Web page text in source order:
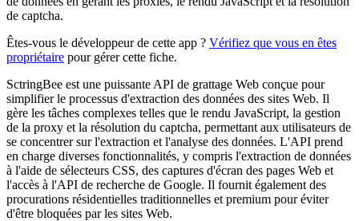
de captcha.
Êtes-vous le développeur de cette app ? Vérifiez que vous en êtes
propriétaire pour gérer cette fiche.
SctringBee est une puissante API de grattage Web conçue pour
simplifier le processus d'extraction des données des sites Web. Il
gère les tâches complexes telles que le rendu JavaScript, la gestion
de la proxy et la résolution du captcha, permettant aux utilisateurs de
se concentrer sur l'extraction et l'analyse des données. L'API prend
en charge diverses fonctionnalités, y compris l'extraction de données
à l'aide de sélecteurs CSS, des captures d'écran des pages Web et
l'accès à l'API de recherche de Google. Il fournit également des
procurations résidentielles traditionnelles et premium pour éviter
d'être bloquées par les sites Web.